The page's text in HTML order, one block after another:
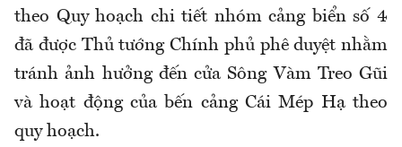
theo Quy hoạch chi tiết nhóm cảng biển số 4
đã được Thủ tướng Chính phủ phê duyệt nhằm
tránh ảnh hưởng đến cửa Sông Vàm Treo Gũi
và hoạt động của bến cảng Cái Mép Hạ theo
quy hoạch.